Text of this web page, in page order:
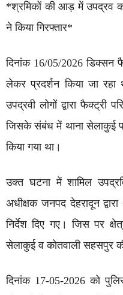
*श्रमिकों की आड़ में उपद्रव
ने किया गिरफ्तार*
दिनांक 16/05/2026 डिक्सन
लेकर प्रदर्शन किया जा
उपद्रवी लोगों द्वारा फैक्ट्री
जिसके संबंध में थाना सेलाकुई
किया गया था।
उक्त घटना में शामिल
अधीक्षक जनपद देहरादून
निर्देश दिए गए। जिस पर
सेलाकुई व कोतवाली सहसपुर
दिनांक 17-05-2026 को